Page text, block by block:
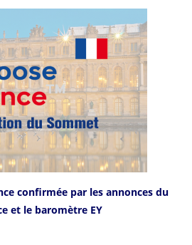
confirmée par les annonces du
et le baromètre EY